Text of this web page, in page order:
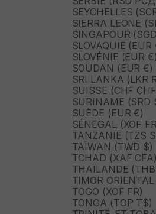
SEYCHELLES
SIERRA LEONE
SINGAPOUR
SLOVAQUIE (EUR
SLOVÉNIE (EUR €)
SOUDAN (EUR €)
SRI LANKA (LKR
SUISSE (CHF
SURINAME (SRD
SUÈDE (EUR €)
SÉNÉGAL (XOF
TANZANIE (TZS
TAÏWAN (TWD $)
TCHAD (XAF CFA)
THAÏLANDE
TIMOR
TOGO (XOF FR)
TONGA (TOP T$)